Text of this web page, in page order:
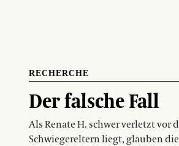
RECHERCHE
Der falsche Fall
Als Renate H. schwer verletzt vor
Schwiegereltern liegt, glauben